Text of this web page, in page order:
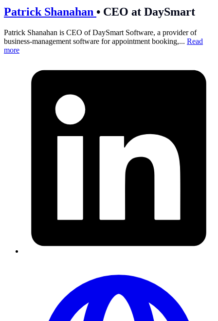
Patrick Shanahan • CEO at DaySmart
Patrick Shanahan is CEO of DaySmart Software, a provider of
business-management software for appointment booking,... Read
more